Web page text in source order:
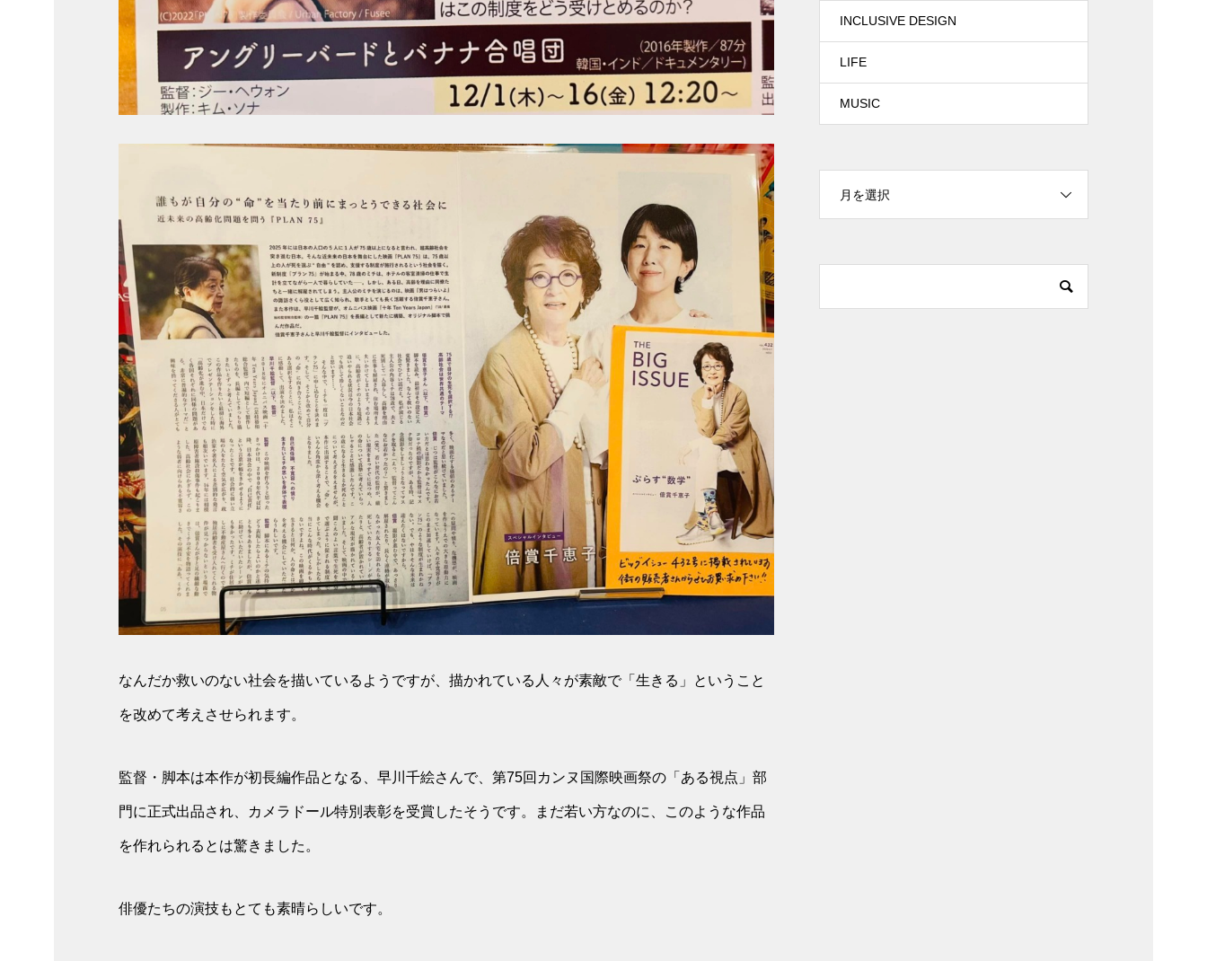
なんだか救いのない社会を描いているようですが、描かれている人々が素敵で「生きる」ということ
を改めて考えさせられます。
監督・脚本は本作が初長編作品となる、早川千絵さんで、第75回カンヌ国際映画祭の「ある視点」部
門に正式出品され、カメラドール特別表彰を受賞したそうです。まだ若い方なのに、このような作品
を作れられるとは驚きました。
俳優たちの演技もとても素晴らしいです。
INCLUSIVE DESIGN
LIFE
MUSIC
月を選択